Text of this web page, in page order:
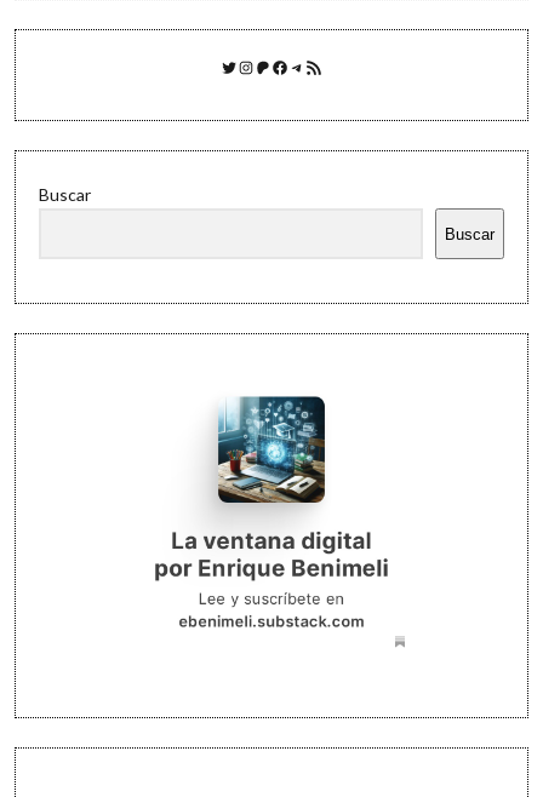
Twitter
Instagram
Patreon
Facebook
Telegram
Feed RSS
Buscar
Buscar